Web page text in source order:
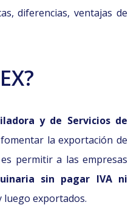
diferencias, ventajas de
y de Servicios de
la exportación de
permitir a las empresas
sin pagar IVA ni
luego exportados.